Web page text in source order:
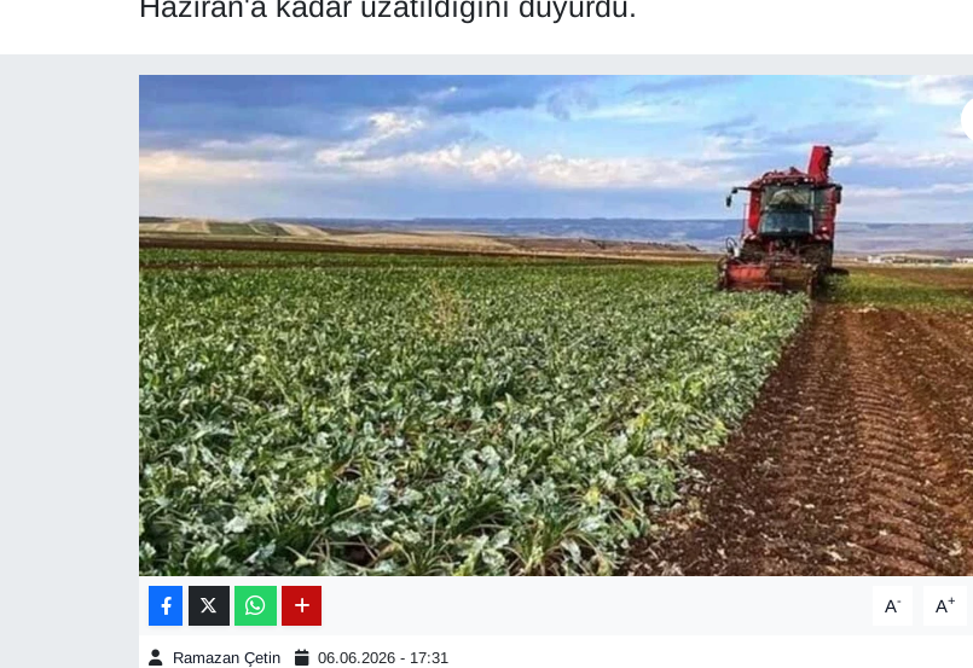
A- A+
Ramazan Çetin 06.06.2026 - 17:31
EĞİTİM
EKONOMİ
Eleman
En çok konuşulanlar
GENEL